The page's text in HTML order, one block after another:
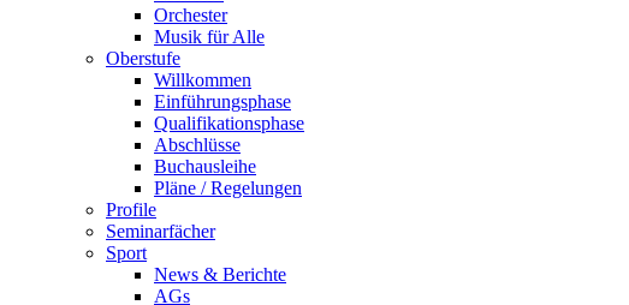
Orchester
Musik für Alle
Oberstufe
Willkommen
Einführungsphase
Qualifikationsphase
Abschlüsse
Buchausleihe
Pläne / Regelungen
Profile
Seminarfächer
Sport
News & Berichte
AGs